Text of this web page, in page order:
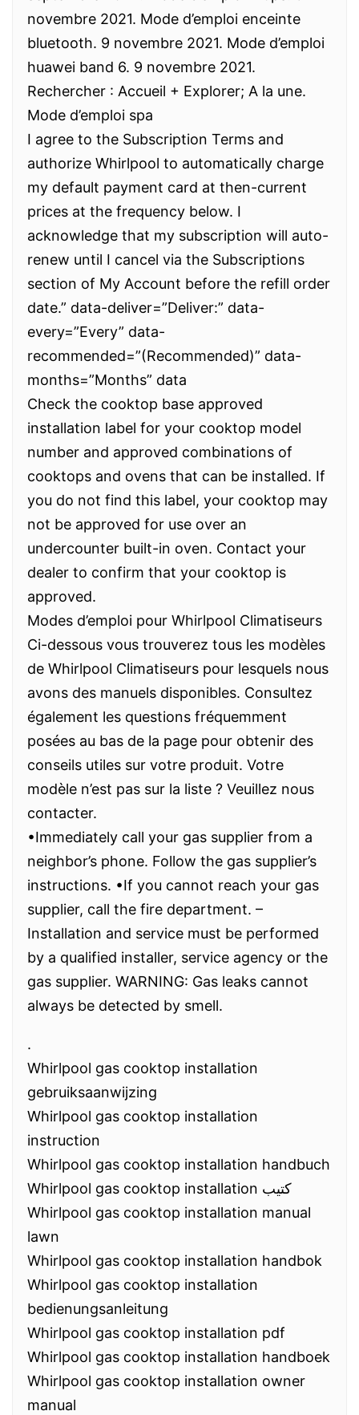
novembre 2021. Mode d’emploi enceinte
bluetooth. 9 novembre 2021. Mode d’emploi
huawei band 6. 9 novembre 2021.
Rechercher : Accueil + Explorer; A la une.
Mode d’emploi spa
I agree to the Subscription Terms and
authorize Whirlpool to automatically charge
my default payment card at then-current
prices at the frequency below. I
acknowledge that my subscription will auto-
renew until I cancel via the Subscriptions
section of My Account before the refill order
date.” data-deliver=”Deliver:” data-
every=”Every” data-
recommended=”(Recommended)” data-
months=”Months” data
Check the cooktop base approved
installation label for your cooktop model
number and approved combinations of
cooktops and ovens that can be installed. If
you do not find this label, your cooktop may
not be approved for use over an
undercounter built-in oven. Contact your
dealer to confirm that your cooktop is
approved.
Modes d’emploi pour Whirlpool Climatiseurs
Ci-dessous vous trouverez tous les modèles
de Whirlpool Climatiseurs pour lesquels nous
avons des manuels disponibles. Consultez
également les questions fréquemment
posées au bas de la page pour obtenir des
conseils utiles sur votre produit. Votre
modèle n’est pas sur la liste ? Veuillez nous
contacter.
•Immediately call your gas supplier from a
neighbor’s phone. Follow the gas supplier’s
instructions. •If you cannot reach your gas
supplier, call the fire department. –
Installation and service must be performed
by a qualified installer, service agency or the
gas supplier. WARNING: Gas leaks cannot
always be detected by smell.
.
Whirlpool gas cooktop installation
gebruiksaanwijzing
Whirlpool gas cooktop installation
instruction
Whirlpool gas cooktop installation handbuch
Whirlpool gas cooktop installation كتيب
Whirlpool gas cooktop installation manual
lawn
Whirlpool gas cooktop installation handbok
Whirlpool gas cooktop installation
bedienungsanleitung
Whirlpool gas cooktop installation pdf
Whirlpool gas cooktop installation handboek
Whirlpool gas cooktop installation owner
manual